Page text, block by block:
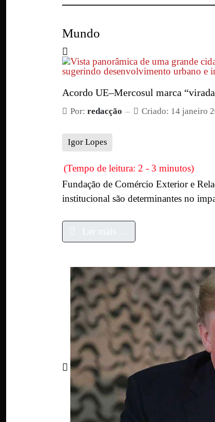
Mundo
Acordo UE–Mercosul marca
Por: redacção Criado: 14 janeiro
Igor Lopes
(Tempo de leitura: 2 - 3 minutos)
Fundação de Comércio Exterior e
institucional são determinantes no